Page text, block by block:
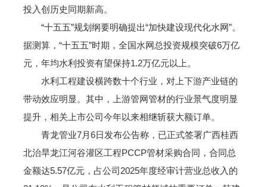
投入创历史同期新高。
“十五五”规划纲要明确提出“加快建设现代化水网”。
据测算，“十五五”时期，全国水网总投资规模突破6万亿
元，年均水利投资有望保持1.2万亿元以上。
水利工程建设横跨数十个行业，对上下游产业链的
带动效应明显。其中，上游管网管材的行业景气度明显
提升，相关上市公司今年以来相继斩获大额订单。
青龙管业7月6日发布公告称，已正式签署广西桂西
北治旱龙江河谷灌区工程PCCP管材采购合同，合同总
金额达5.57亿元，占公司2025年度经审计营业总收入的